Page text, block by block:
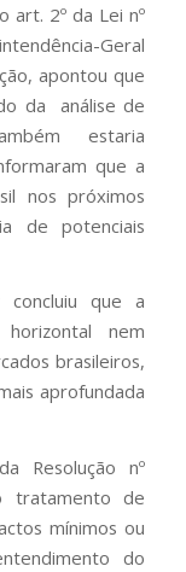
art. 2º da Lei nº
Geral
apontou que
da análise de
estaria
que a
nos próximos
de potenciais
que a
nem
brasileiros,
aprofundada
Resolução nº
tratamento de
mínimos ou
do